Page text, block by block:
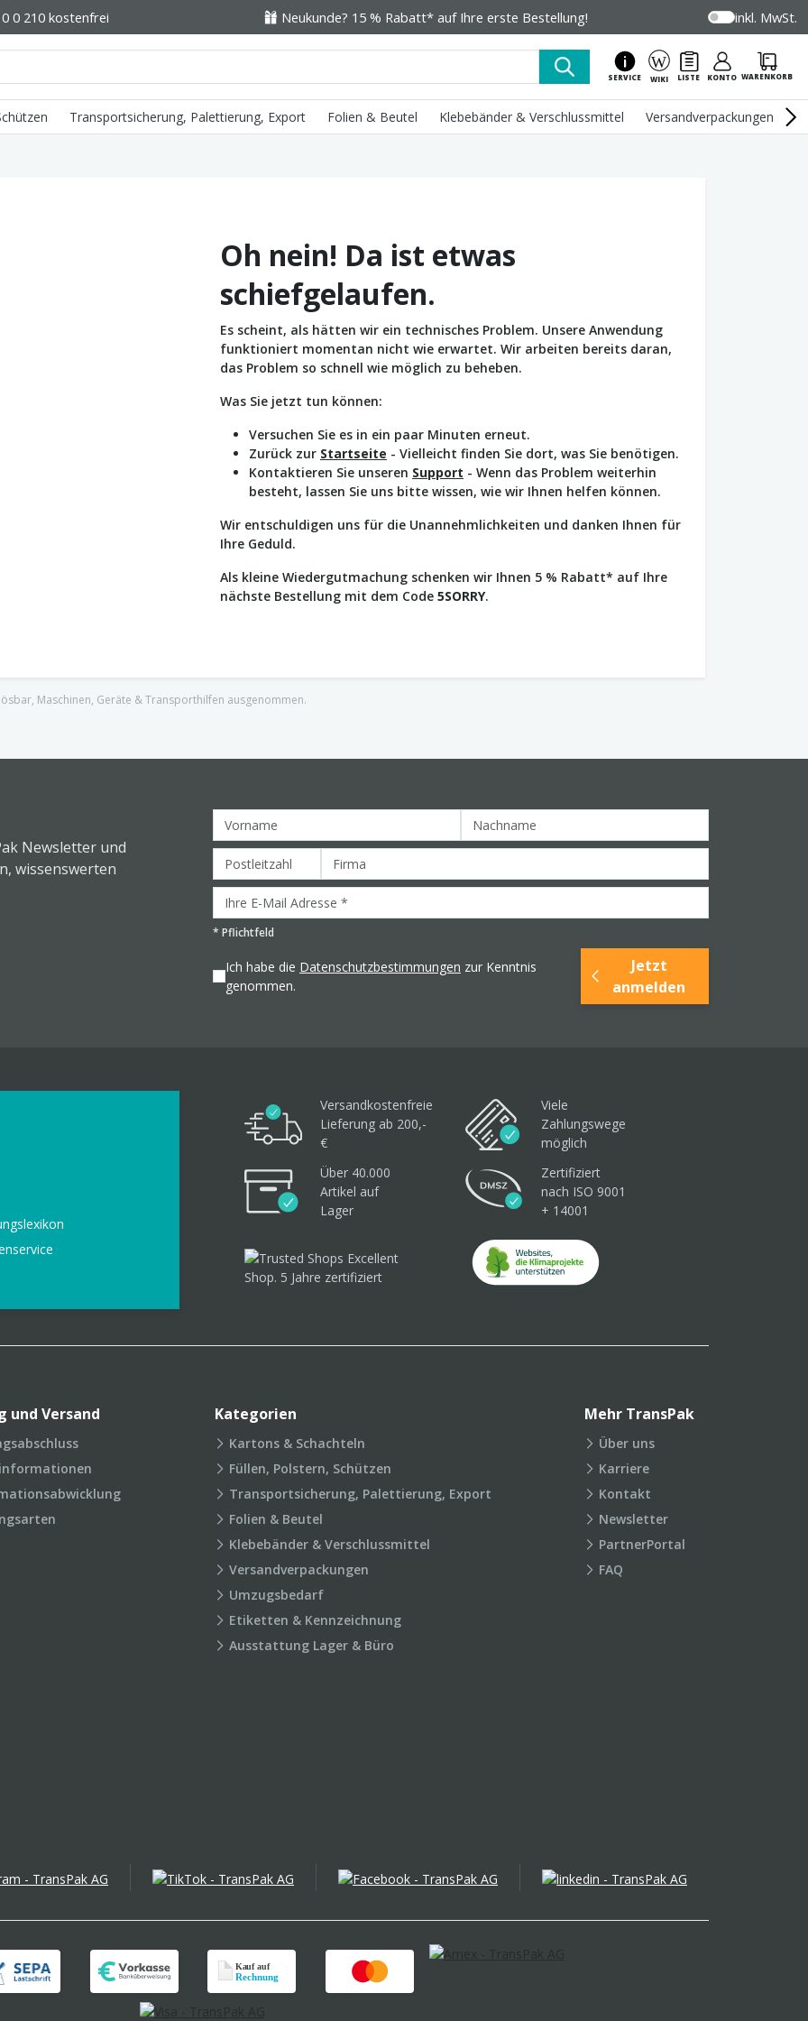
0 210 kostenfrei Neukunde? 15 % Rabatt* auf Ihre erste Bestellung! inkl. MwSt.
SERVICE WIKI LISTE KONTO WARENKORB
Transportsicherung, Palettierung, Export Folien & Beutel Klebebänder & Verschlussmittel Versandverpackungen
Oh nein! Da ist etwas
schiefgelaufen.
Es scheint, als hätten wir ein technisches Problem. Unsere Anwendung
funktioniert momentan nicht wie erwartet. Wir arbeiten bereits daran,
das Problem so schnell wie möglich zu beheben.
Was Sie jetzt tun können:
Versuchen Sie es in ein paar Minuten erneut.
Zurück zur Startseite - Vielleicht finden Sie dort, was Sie benötigen.
Kontaktieren Sie unseren Support - Wenn das Problem weiterhin
besteht, lassen Sie uns bitte wissen, wie wir Ihnen helfen können.
Wir entschuldigen uns für die Unannehmlichkeiten und danken Ihnen für
Ihre Geduld.
Als kleine Wiedergutmachung schenken wir Ihnen 5 % Rabatt* auf Ihre
nächste Bestellung mit dem Code 5SORRY.
Maschinen, Geräte & Transporthilfen ausgenommen.
Newsletter und
wissenswerten
* Pflichtfeld
Ich habe die Datenschutzbestimmungen zur Kenntnis
genommen.
Jetzt
anmelden
Versandkostenfreie
Lieferung ab 200,-
€
Viele
Zahlungswege
möglich
Über 40.000
Artikel auf
Lager
Zertifiziert
nach ISO 9001
+ 14001
und Versand Kategorien
Kartons & Schachteln
Füllen, Polstern, Schützen
Transportsicherung, Palettierung, Export
Folien & Beutel
Klebebänder & Verschlussmittel
Versandverpackungen
Umzugsbedarf
Etiketten & Kennzeichnung
Ausstattung Lager & Büro
Mehr TransPak
Über uns
Karriere
Kontakt
Newsletter
PartnerPortal
FAQ